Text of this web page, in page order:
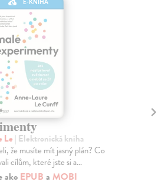
E-KNIHA
Le | Elektronická kniha
že musíte mít jasný plán? Co
cílům, které jste si a...
ako EPUB a MOBI